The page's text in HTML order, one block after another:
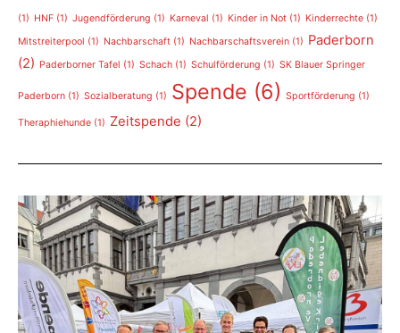
(1) HNF (1) Jugendförderung (1) Karneval (1) Kinder in Not (1) Kinderrechte (1)
Mitstreiterpool (1) Nachbarschaft (1) Nachbarschaftsverein (1) Paderborn
(2) Paderborner Tafel (1) Schach (1) Schulförderung (1) SK Blauer Springer
Paderborn (1) Sozialberatung (1) Spende (6) Sportförderung (1)
Theraphiehunde (1) Zeitspende (2)